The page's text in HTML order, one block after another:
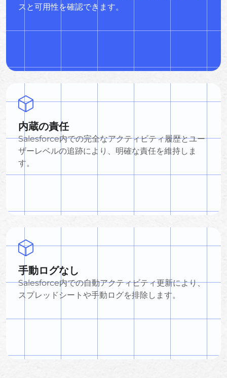
スと可用性を確認できます。
内蔵の責任
Salesforce内での完全なアクティビティ履歴とユー
ザーレベルの追跡により、明確な責任を維持しま
す。
手動ログなし
Salesforce内での自動アクティビティ更新により、
スプレッドシートや手動ログを排除します。